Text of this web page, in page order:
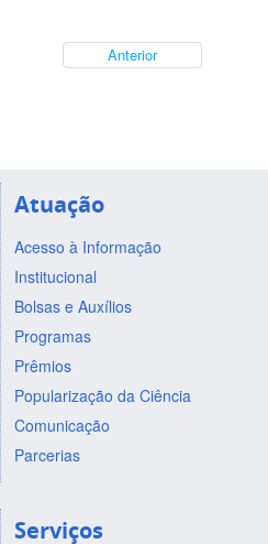
Anterior
Atuação
Acesso à Informação
Institucional
Bolsas e Auxílios
Programas
Prêmios
Popularização da Ciência
Comunicação
Parcerias
Serviços